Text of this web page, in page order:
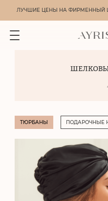
ЛУЧШИЕ ЦЕНЫ НА ФИРМЕННЫЙ
ТЮРБАНЫ ПОДАРОЧНЫЕ